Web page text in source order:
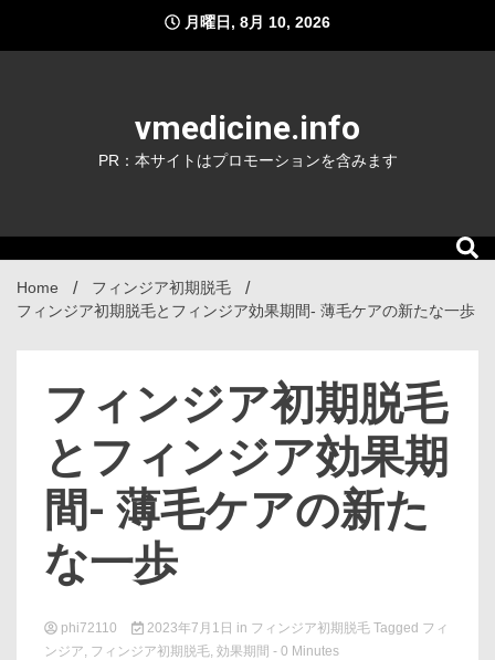
content
月曜日, 8月 10, 2026
vmedicine.info
PR：本サイトはプロモーションを含みます
Home
フィンジア初期脱毛
フィンジア初期脱毛とフィンジア効果期間- 薄毛ケアの新たな一歩
フィンジア初期脱毛
とフィンジア効果期
間- 薄毛ケアの新た
な一歩
phi72110 2023年7月1日 in フィンジア初期脱毛 Tagged フィ
ンジア, フィンジア初期脱毛, 効果期間 - 0 Minutes